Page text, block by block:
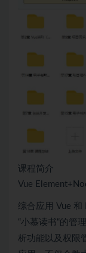
课程简介
Vue
综合应用 Vue 和
“小慕读书“的管
析功能以及权限